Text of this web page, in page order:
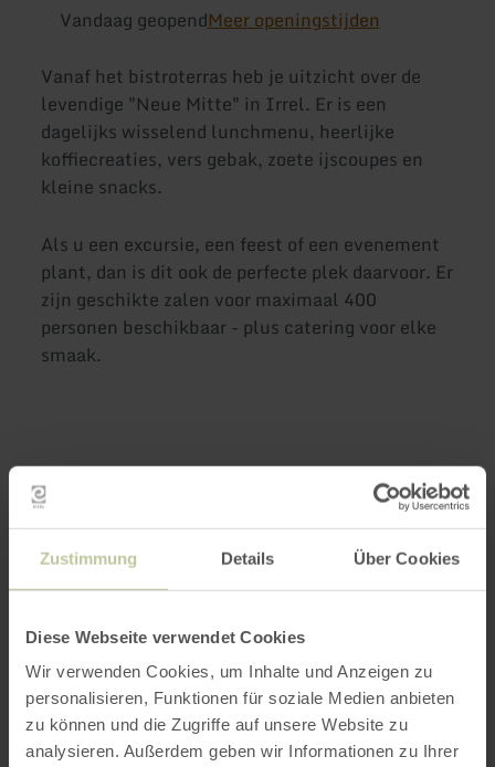
Zustimmung Details Über Cookies
Diese Webseite verwendet Cookies
Wir verwenden Cookies, um Inhalte und Anzeigen zu
personalisieren, Funktionen für soziale Medien anbieten
zu können und die Zugriffe auf unsere Website zu
analysieren. Außerdem geben wir Informationen zu Ihrer
Vandaag geopendMeer openingstijden
Vanaf het bistroterras heb je uitzicht over de
levendige "Neue Mitte" in Irrel. Er is een
dagelijks wisselend lunchmenu, heerlijke
koffiecreaties, vers gebak, zoete ijscoupes en
kleine snacks.
Als u een excursie, een feest of een evenement
plant, dan is dit ook de perfecte plek daarvoor. Er
zijn geschikte zalen voor maximaal 400
personen beschikbaar - plus catering voor elke
smaak.
Meer informatie